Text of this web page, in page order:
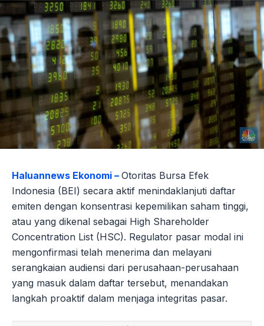
Haluannews Ekonomi – Otoritas Bursa Efek
Indonesia (BEI) secara aktif menindaklanjuti daftar
emiten dengan konsentrasi kepemilikan saham tinggi,
atau yang dikenal sebagai High Shareholder
Concentration List (HSC). Regulator pasar modal ini
mengonfirmasi telah menerima dan melayani
serangkaian audiensi dari perusahaan-perusahaan
yang masuk dalam daftar tersebut, menandakan
langkah proaktif dalam menjaga integritas pasar.